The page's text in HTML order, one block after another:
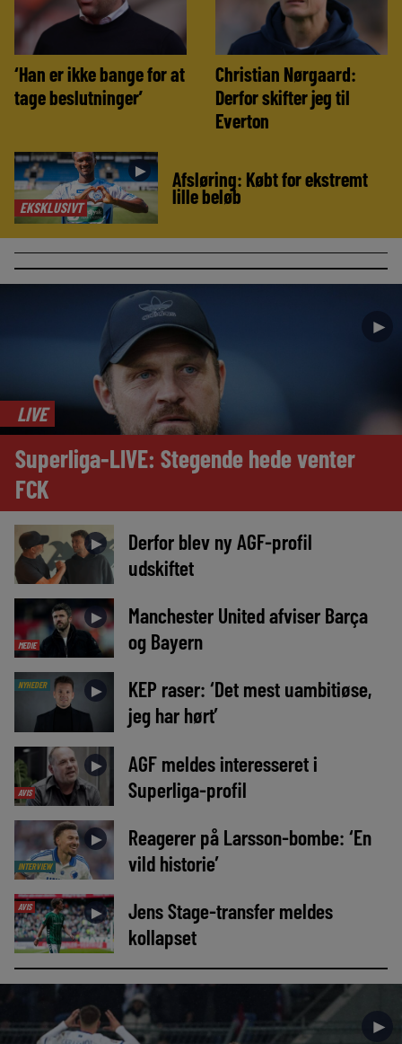
‘Han er ikke bange for at
tage beslutninger’
Christian Nørgaard:
Derfor skifter jeg til
Everton
EKSKLUSIVT
► Afsløring: Købt for ekstremt
lille beløb
►
LIVE
Superliga-LIVE: Stegende hede venter
FCK
►
Derfor blev ny AGF-profil
udskiftet
MEDIE
►
Manchester United afviser Barça
og Bayern
NYHEDER ►
KEP raser: ‘Det mest uambitiøse,
jeg har hørt’
AVIS
►
AGF meldes interesseret i
Superliga-profil
INTERVIEW
►
Reagerer på Larsson-bombe: ‘En
vild historie’
AVIS ►
Jens Stage-transfer meldes
kollapset
►